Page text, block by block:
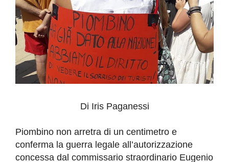
Di Iris Paganessi
Piombino non arretra di un centimetro e
conferma la guerra legale all’autorizzazione
concessa dal commissario straordinario Eugenio